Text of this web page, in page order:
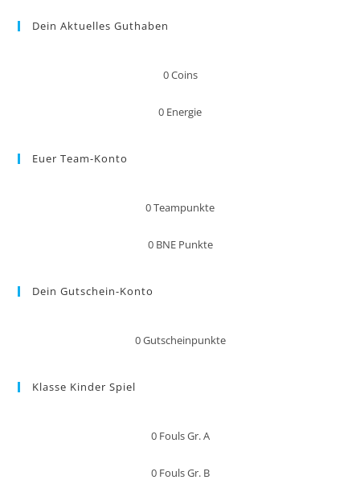
Dein Aktuelles Guthaben
0Coins
0 Energie
Euer Team-Konto
0Teampunkte
0 BNE Punkte
Dein Gutschein-Konto
0Gutscheinpunkte
Klasse Kinder Spiel
0 Fouls Gr. A
0 Fouls Gr. B